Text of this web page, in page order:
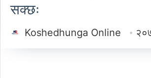
सक्छः
Koshedhunga Online